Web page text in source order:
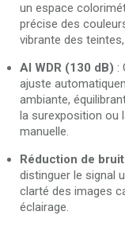
un espace
précise des
vibrante des
AI WDR (130 dB) :
ajuste
ambiante,
la surexposition ou
manuelle.
Réduction de
distinguer le signal
clarté des images
éclairage.